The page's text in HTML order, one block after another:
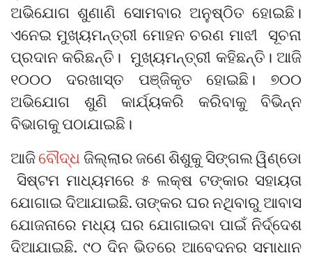
ଅଭିଯୋଗ ଶୁଣାଣି ସୋମବାର ଅନୁଷ୍ଠିତ ହୋଇଛି।
ଏନେଇ ମୁଖ୍ୟମନ୍ତ୍ରୀ ମୋହନ ଚରଣ ମାଝୀ ସୂଚନା
ପ୍ରଦାନ କରିଛନ୍ତି। ମୁଖ୍ୟମନ୍ତ୍ରୀ କହିଛନ୍ତି। ଆଜି
୧୦୦୦ ଦରଖାସ୍ତ ପଞ୍ଜିକୃତ ହୋଇଛି। ୭୦୦
ଅଭିଯୋଗ ଶୁଣି କାର୍ଯ୍ୟକରି କରିବାକୁ ବିଭିନ୍ନ
ବିଭାଗକୁ ପଠାଯାଇଛି।
ଆଜିବୌଦ୍ଧ ଜିଲ୍ଲାର ଜଣେ ଶିଶୁକୁ ସିଙ୍ଗଲ ୱିଣ୍ଡୋ
ସିଷ୍ଟମ ମାଧ୍ୟମରେ ୫ ଲକ୍ଷ ଟଙ୍କାର ସହାୟତା
ଯୋଗାଇ ଦିଆଯାଇଛି. ତାଙ୍କର ଘର ନଥିବାରୁ ଆବାସ
ଯୋଜନାରେ ମଧ୍ୟ ଘର ଯୋଗାଇବା ପାଇଁ ନିର୍ଦ୍ଦେଶ
ଦିଆଯାଇଛି. ୯୦ ଦିନ ଭିତରେ ଆବେଦନର ସମାଧାନ